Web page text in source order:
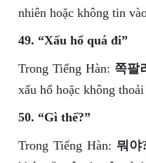
nhiên hoặc không tin
49. “Xấu hổ quá đi”
Trong Tiếng Hàn: 쪽팔
xấu hổ hoặc không
50. “Gì thế?”
Trong Tiếng Hàn: 뭐야